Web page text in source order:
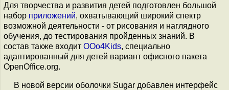
Для творчества и развития детей подготовлен большой
набор приложений, охватывающий широкий спектр
возможной деятельности - от рисования и наглядного
обучения, до тестирования пройденных знаний. В
состав также входит OOo4Kids, специально
адаптированный для детей вариант офисного пакета
OpenOffice.org.
В новой версии оболочки Sugar добавлен интерфейс